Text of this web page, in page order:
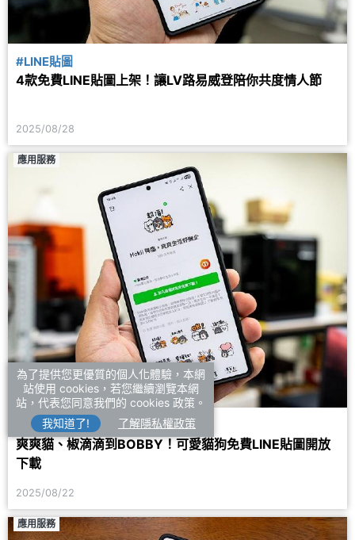
#LINE貼圖
4款免費LINE貼圖上架！讓LV路易威登陪你共度情人節
2025/08/28
應用服務
#LINE貼圖
爽爽貓、椒滴滴到BOBBY！可愛貓狗免費LINE貼圖開放
下載
2025/08/22
應用服務
為了提供您更優質的個人化體驗，本網
站使用 cookies，若您繼續瀏覽本網
站，代表您同意我們的 cookies 政策。
我知道了!
了解隱私權政策